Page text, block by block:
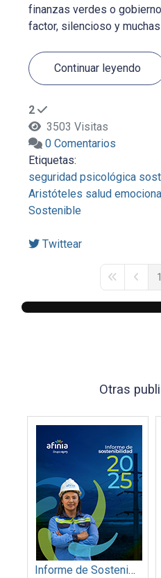
finanzas verdes o
factor, silencioso y
Continuar leyendo
2
3503 Visitas
0 Comentarios
Etiquetas:
seguridad psicológica
Aristóteles salud
Sostenible
Twittear
First Page
1
Otras
Informe de Sostenibilidad 2025: Afinia filial del Grupo EPM